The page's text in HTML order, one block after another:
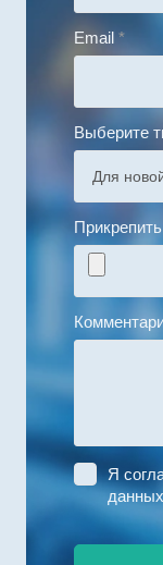
Email *
Выберите
Я
данных